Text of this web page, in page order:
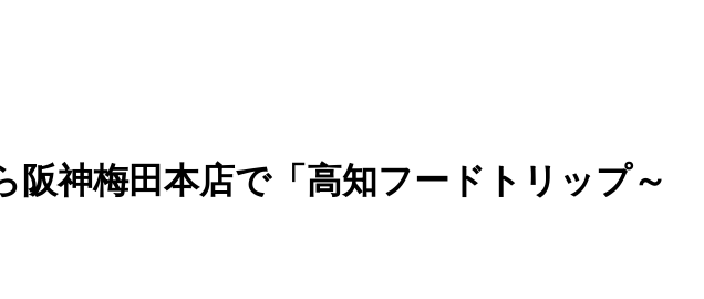
阪神梅田本店で「高知フードトリップ～